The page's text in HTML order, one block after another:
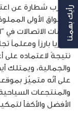
وأعرب شطارة عن
الأسواق الأولى
خدمات الاتصالات في
تجاريا بارزاً ومعلماً
نتيجةً لاعتماده على
والجمالية، ويمتلك
على أنّه متميّز
والمنتجعات
الأفضل والأكفأ
رأيك بهمنا